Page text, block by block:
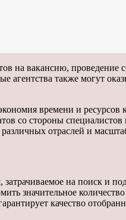
на вакансию,
также могут
времени и
со стороны
отраслей и
затрачиваемое на поиск и
значительное
качество